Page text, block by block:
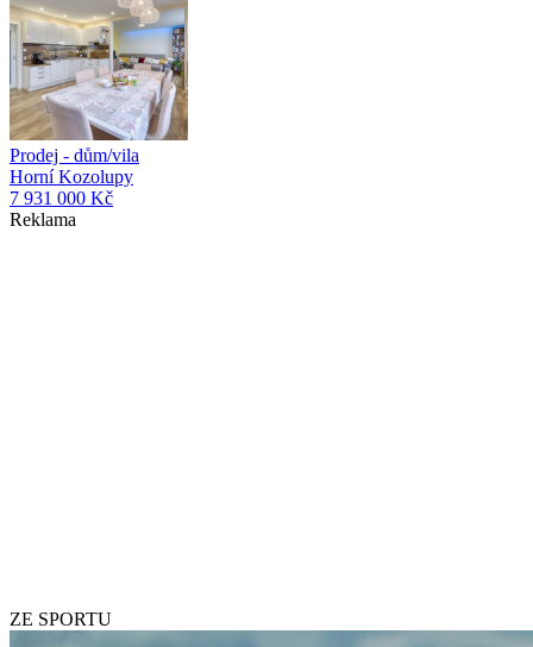
Prodej - dům/vila
Horní Kozolupy
7 931 000 Kč
Reklama
ZE SPORTU